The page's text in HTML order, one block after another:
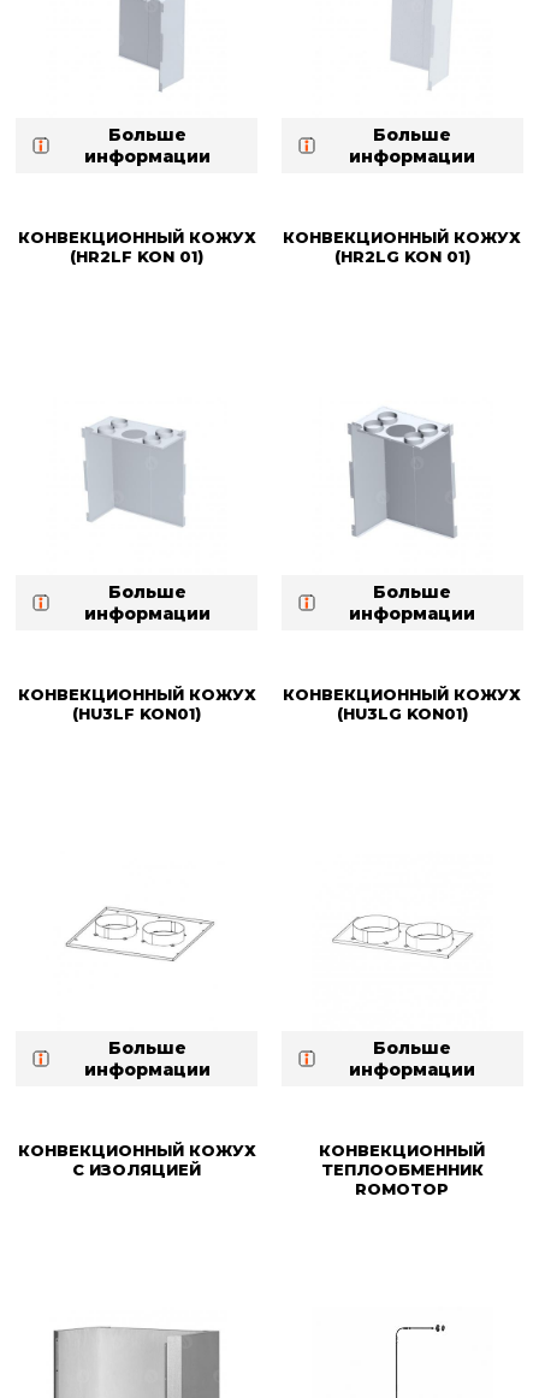
Больше
информации
Больше
информации
КОНВЕКЦИОННЫЙ КОЖУХ
(HR2LF KON 01)
Больше
информации
КОНВЕКЦИОННЫЙ КОЖУХ
(HR2LG KON 01)
Больше
информации
КОНВЕКЦИОННЫЙ КОЖУХ
(HU3LF KON01)
Больше
информации
КОНВЕКЦИОННЫЙ КОЖУХ
(HU3LG KON01)
Больше
информации
КОНВЕКЦИОННЫЙ КОЖУХ
С ИЗОЛЯЦИЕЙ
КОНВЕКЦИОННЫЙ
ТЕПЛООБМЕННИК
ROMOTOP